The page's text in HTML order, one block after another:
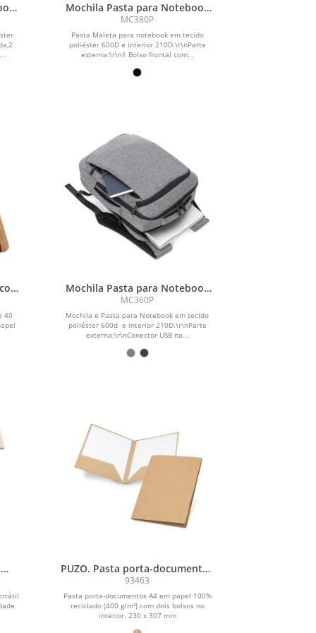
Mochila Pasta para Notebook
em Poliéster 600D
MC380P
Pasta Maleta para notebook em tecido
poliéster 600D e interior 210D.\r\nParte
externa:\r\n1 Bolso frontal com...
40
Mochila Pasta para Notebook
em Poliéster 600D
MC360P
Mochila e Pasta para Notebook em tecido
poliéster 600d e interior 210D.\r\nParte
externa:\r\nConector USB na...
e
PUZO. Pasta porta-documentos
A4 em papel 100% reciclado (400
g/m²)
93463
Pasta porta-documentos A4 em papel 100%
reciclado (400 g/m²) com dois bolsos no
interior. 230 x 307 mm